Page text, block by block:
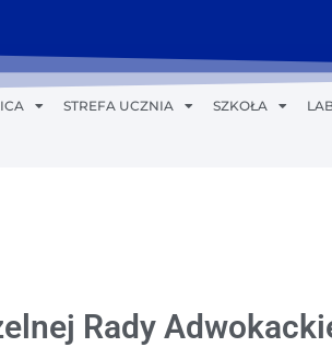
STREFA UCZNIA SZKOŁA
Rady